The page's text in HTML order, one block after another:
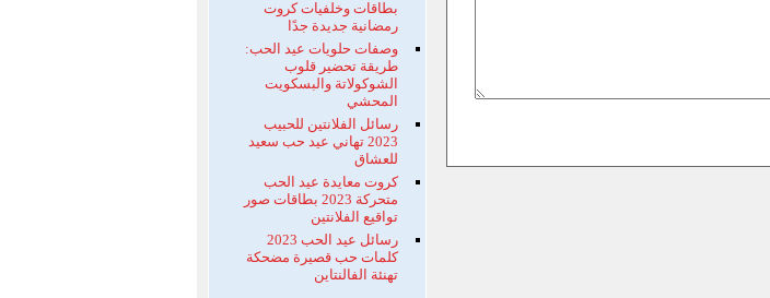
بطاقات وخلفيات كروت
رمضانية جديدة جدًا
وصفات حلويات عيد الحب:
طريقة تحضير قلوب
الشوكولاتة والبسكويت
المحشي
رسائل الفلانتين للحبيب
2023 تهاني عيد حب سعيد
للعشاق
كروت معايدة عيد الحب
متحركة 2023 بطاقات صور
تواقيع الفلانتين
رسائل عيد الحب 2023
كلمات حب قصيرة مضحكة
تهنئة الفالنتاين